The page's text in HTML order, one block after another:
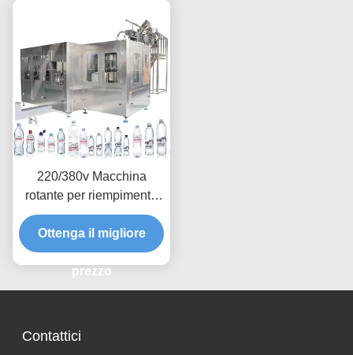
220/380v Macchina
rotante per riempimento
di bottiglie con sistema di
controllo automatico
Ottenga il migliore
prezzo
Contattici